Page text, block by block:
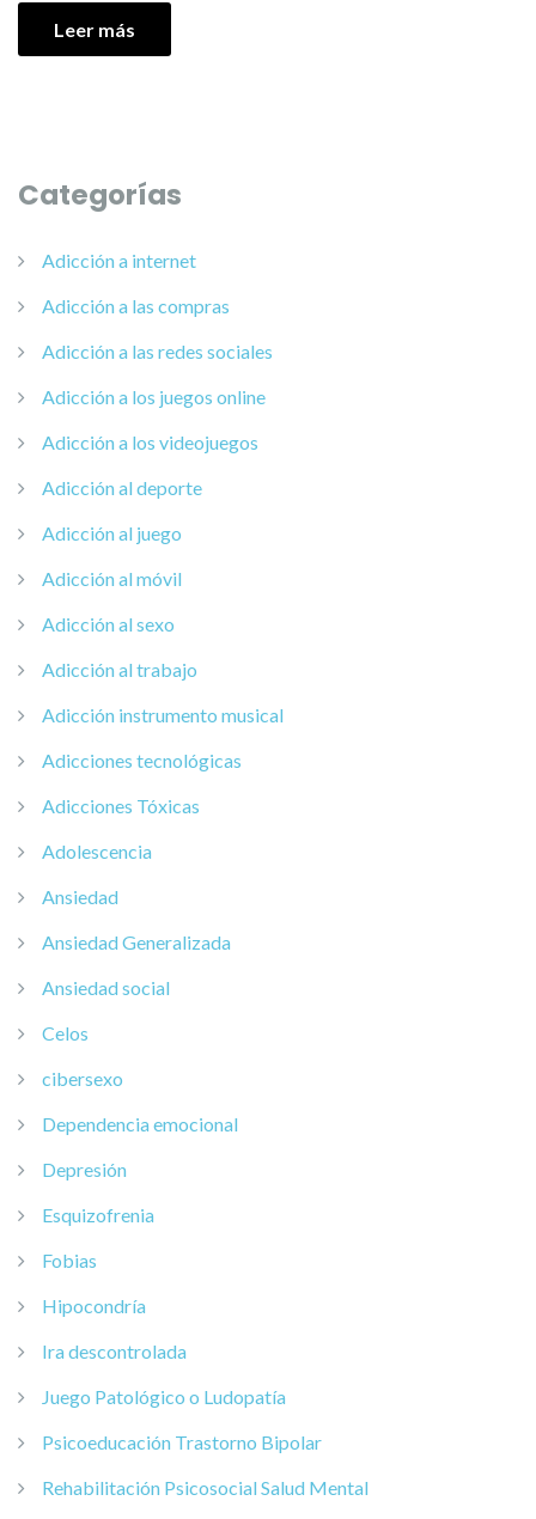
Leer más
Categorías
Adicción a internet
Adicción a las compras
Adicción a las redes sociales
Adicción a los juegos online
Adicción a los videojuegos
Adicción al deporte
Adicción al juego
Adicción al móvil
Adicción al sexo
Adicción al trabajo
Adicción instrumento musical
Adicciones tecnológicas
Adicciones Tóxicas
Adolescencia
Ansiedad
Ansiedad Generalizada
Ansiedad social
Celos
cibersexo
Dependencia emocional
Depresión
Esquizofrenia
Fobias
Hipocondría
Ira descontrolada
Juego Patológico o Ludopatía
Psicoeducación Trastorno Bipolar
Rehabilitación Psicosocial Salud Mental